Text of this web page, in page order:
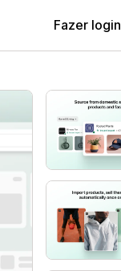
Fazer login